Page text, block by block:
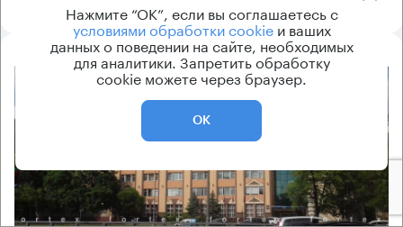
Нажмите “ОК”, если вы соглашаетесь с
условиями обработки cookieи ваших
данных о поведении на сайте, необходимых
для аналитики. Запретить обработку
cookie можете через браузер.
ОК